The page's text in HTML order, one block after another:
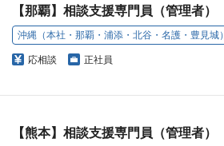
【那覇】相談支援専門員（管理者）
沖縄（本社・那覇・浦添・北谷・名護・豊見城）
応相談 正社員
【熊本】相談支援専門員（管理者）